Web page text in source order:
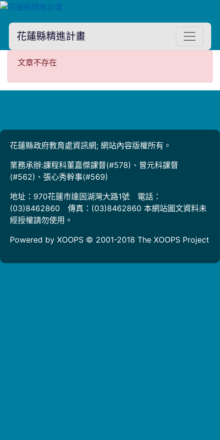
花蓮縣精進計畫
文章不存在
文章不存在
花蓮縣政府教育處資訊網; 網站內容版權所有。
業務承辦:課程科董嘉傑課督(#578)、曾元科課督
(#562)、張心秀幹事(#569)
地址：970花蓮市達固湖灣大路1號 電話：
(03)8462860 傳真：(03)8462860 本網站圖文資料未
經授權請勿使用。
Powered by XOOPS © 2001-2018 The XOOPS Project